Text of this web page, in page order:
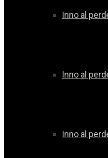
Inno al
Inno al
Inno al